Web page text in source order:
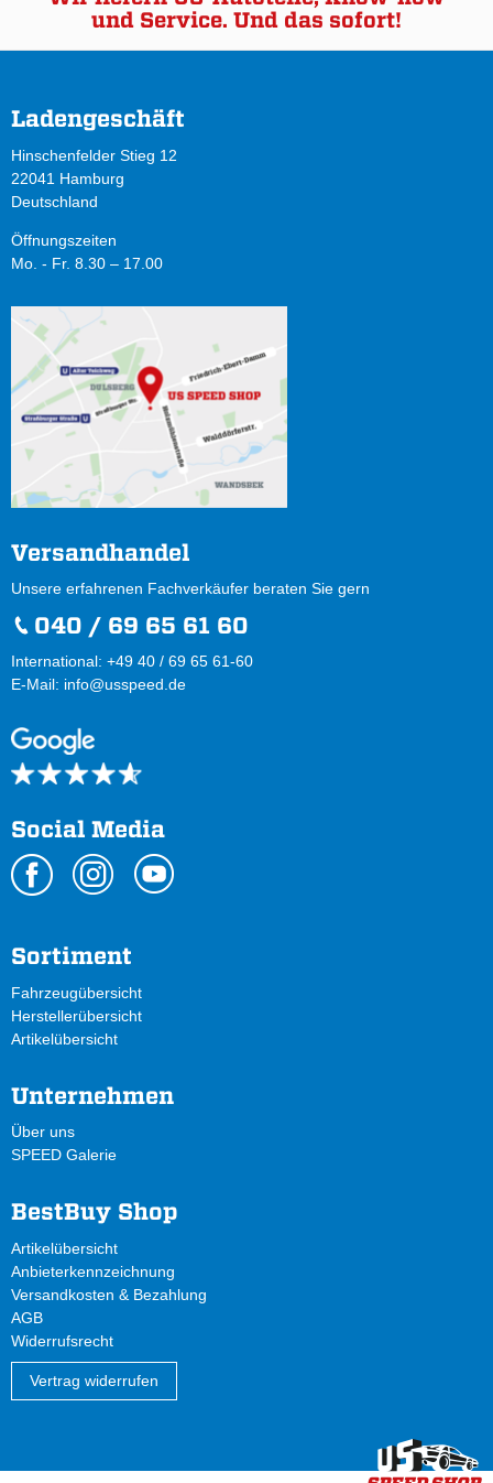
und Service. Und das sofort!
Ladengeschäft
Hinschenfelder Stieg 12
22041 Hamburg
Deutschland
Öffnungszeiten
Mo. - Fr. 8.30 – 17.00
Versandhandel
Unsere erfahrenen Fachverkäufer beraten Sie gern
040 / 69 65 61 60
International: +49 40 / 69 65 61-60
E-Mail: info@usspeed.de
Social Media
Sortiment
Fahrzeugübersicht
Herstellerübersicht
Artikelübersicht
Unternehmen
Über uns
SPEED Galerie
BestBuy Shop
Artikelübersicht
Anbieterkennzeichnung
Versandkosten & Bezahlung
AGB
Widerrufsrecht
Vertrag widerrufen